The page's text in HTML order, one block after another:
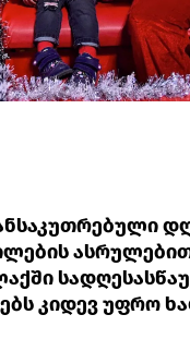
კიდევ უფრო